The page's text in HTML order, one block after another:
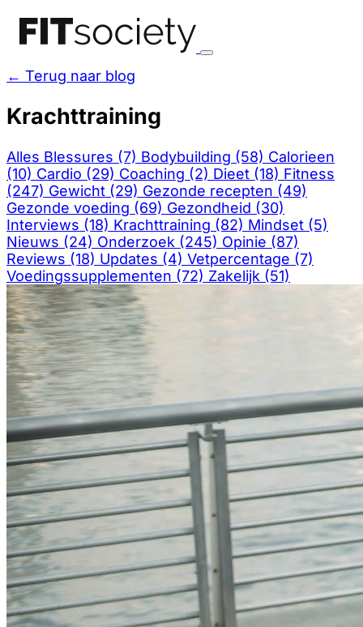
← Terug naar blog
Krachttraining
Alles Blessures (7) Bodybuilding (58) Calorieen
(10) Cardio (29) Coaching (2) Dieet (18) Fitness
(247) Gewicht (29) Gezonde recepten (49)
Gezonde voeding (69) Gezondheid (30)
Interviews (18) Krachttraining (82) Mindset (5)
Nieuws (24) Onderzoek (245) Opinie (87)
Reviews (18) Updates (4) Vetpercentage (7)
Voedingssupplementen (72) Zakelijk (51)